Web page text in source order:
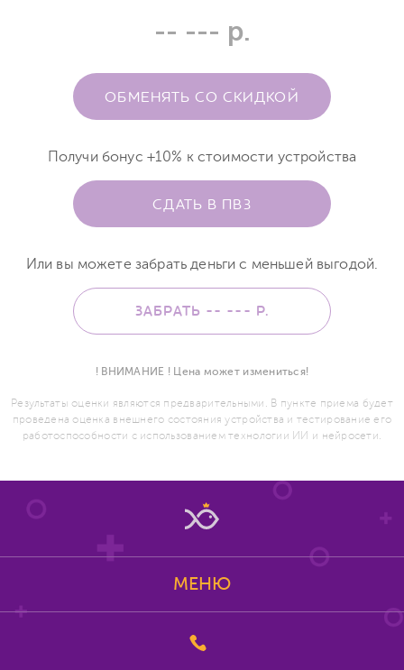
-- --- р.
ОБМЕНЯТЬ СО СКИДКОЙ
Получи бонус +10% к стоимости устройства
СДАТЬ В ПВЗ
Или вы можете забрать деньги с меньшей выгодой.
ЗАБРАТЬ -- --- Р.
! ВНИМАНИЕ ! Цена может измениться!
Результаты оценки являются предварительными. В пункте приема будет
проведена оценка внешнего состояния устройства и тестирование его
работоспособности с использованием технологии ИИ и нейросети.
МЕНЮ